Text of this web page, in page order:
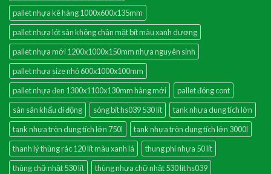
pallet nhựa kê hàng 1000x600x135mm
pallet nhựa lót sàn không chân mặt bít màu xanh dương
pallet nhựa mới 1200x1000x150mm nhựa nguyên sinh
pallet nhựa size nhỏ 600x1000x100mm
pallet nhựa đen 1300x1100x130mm hàng mới
pallet đóng cont
sàn sân khấu di động
sóng bít hs039 530 lít
tank nhựa dung tích lớn
tank nhựa tròn dung tích lớn 750l
tank nhựa tròn dung tích lớn 3000l
thanh lý thùng rác 120 lít màu xanh lá
thung phi nhựa 50 lít
thùng chữ nhật 530 lít
thùng nhựa chữ nhật 530 lít hs039